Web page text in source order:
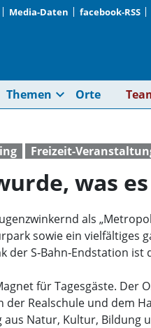
Media-Daten facebook-RSS
Wie
Themen expand_more Orte
Freizeit-
was
als
sowie ein vielfältiges
der S‑Bahn‑Endstation
für Tagesgäste. Der
Realschule und dem
Natur, Kultur,